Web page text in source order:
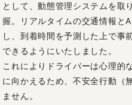
として、動態管理システムを取
握。リアルタイムの交通情報と
し、到着時間を予測した上で事
できるようにいたしました。
これによりドライバーは心理的
に向かえるため、不安全行動（
ません。